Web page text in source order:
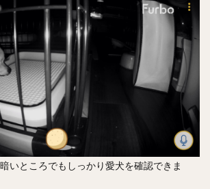
いところでもしっかり愛犬を確認できま